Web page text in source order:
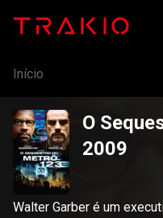
Início
O
2009
Walter Garber é um